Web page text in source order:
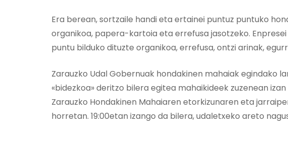
Era berean, sortzaile handi eta ertainei puntuz puntuko
organikoa, papera-kartoia eta errefusa jasotzeko.
puntu bilduko dituzte organikoa, errefusa, ontzi arinak,
Zarauzko Udal Gobernuak hondakinen mahaiak egindako
«bidezkoa» deritzo bilera egitea mahaikideek zuzenean
Zarauzko Hondakinen Mahaiaren etorkizunaren eta
horretan. 19:00etan izango da bilera, udaletxeko areto